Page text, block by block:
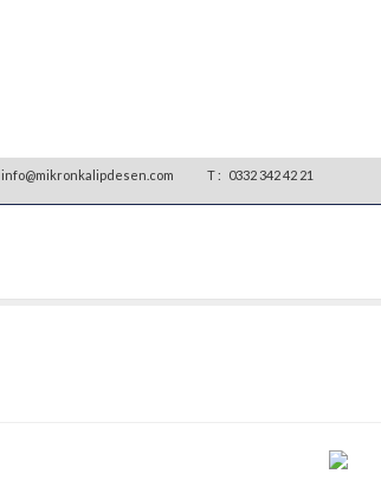
info@mikronkalipdesen.com T : 0332 342 42 21